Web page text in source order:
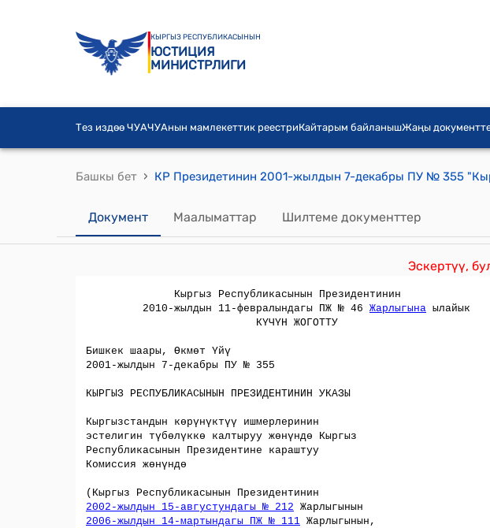
КЫРГЫЗ РЕСПУБЛИКАСЫНЫН
ЮСТИЦИЯ
МИНИСТРЛИГИ
Тез издөө ЧУАЧУАнын мамлекеттик реестриКайтарым байланышЖаңы
Башкы бет ›
Документ Маалыматтар Шилтеме документтер
Эскертүү,